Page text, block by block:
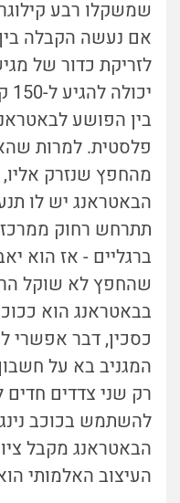
שמשקלו רבע
אם נעשה הקבלה
לזריקת כדור של
בין הפושע
מהחפץ שנזרק
הבאטראנג יש לו
תתרחש רחוק
ברגליים - אז הוא
שהחפץ לא שוקל
בבאטראנג הוא
כסכין, דבר אפשרי
המגניב בא על
רק שני צדדים
להשתמש בכוכב
העיצוב האלמותי הוא